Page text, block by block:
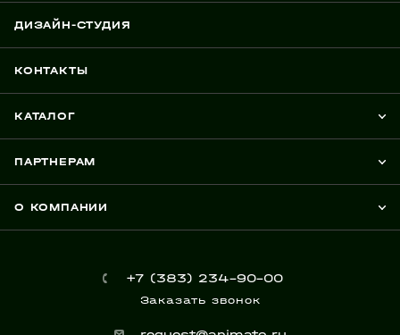
ДИЗАЙН-СТУДИЯ
КОНТАКТЫ
КАТАЛОГ
ПАРТНЕРАМ
О КОМПАНИИ
+7 (383) 234-90-00
Заказать звонок